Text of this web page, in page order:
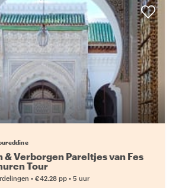
Verborgen Pareltjes van Fes
Tour
• €42.28 pp • 5 uur